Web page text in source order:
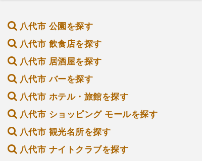
八代市 公園を探す
八代市 飲食店を探す
八代市 居酒屋を探す
八代市 バーを探す
八代市 ホテル・旅館を探す
八代市 ショッピング モールを探す
八代市 観光名所を探す
八代市 ナイトクラブを探す